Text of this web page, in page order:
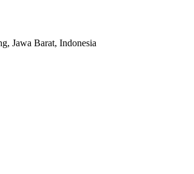
Jawa Barat, Indonesia